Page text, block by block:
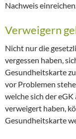
Nachweis
Verweigern
Nicht nur die
vergessen haben,
Gesundheitskarte
vor Problemen
welche sich der
verweigert haben,
Gesundheitskarte